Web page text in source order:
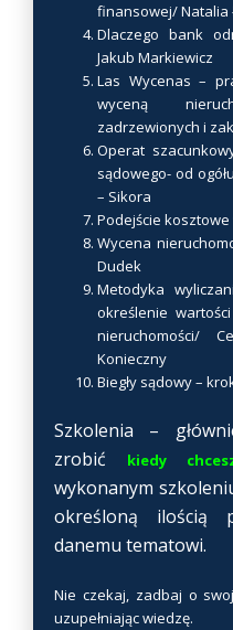
r
i
a
n
t
ó
w
O
p
c
j
e
o
n
a
w
a
finansowej/ Natalia
Dlaczego bank
Jakub Markiewicz
Las Wycenas –
wyceną
zadrzewionych i
Operat
sądowego- od
– Sikora
Podejście
Wycena
Dudek
Metodyka
określenie
nieruchomości/
Konieczny
Biegły sądowy –
Szkolenia –
zrobić
kiedy
wykonanym
określoną ilością
danemu tematowi.
Nie czekaj, zadbaj o
uzupełniając wiedzę.